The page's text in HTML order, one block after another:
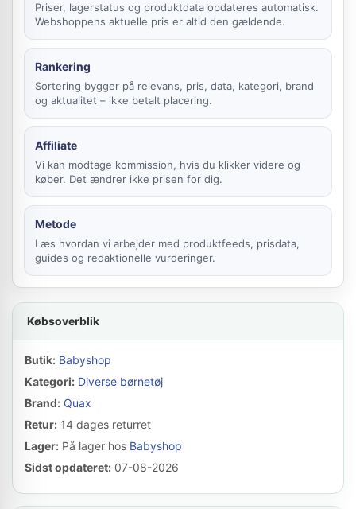
Priser, lagerstatus og produktdata opdateres automatisk.
Webshoppens aktuelle pris er altid den gældende.
Rankering
Sortering bygger på relevans, pris, data, kategori, brand
og aktualitet – ikke betalt placering.
Affiliate
Vi kan modtage kommission, hvis du klikker videre og
køber. Det ændrer ikke prisen for dig.
Metode
Læs hvordan vi arbejder med produktfeeds, prisdata,
guides og redaktionelle vurderinger.
Købsoverblik
Butik: Babyshop
Kategori: Diverse børnetøj
Brand: Quax
Retur: 14 dages returret
Lager: På lager hos Babyshop
Sidst opdateret: 07-08-2026